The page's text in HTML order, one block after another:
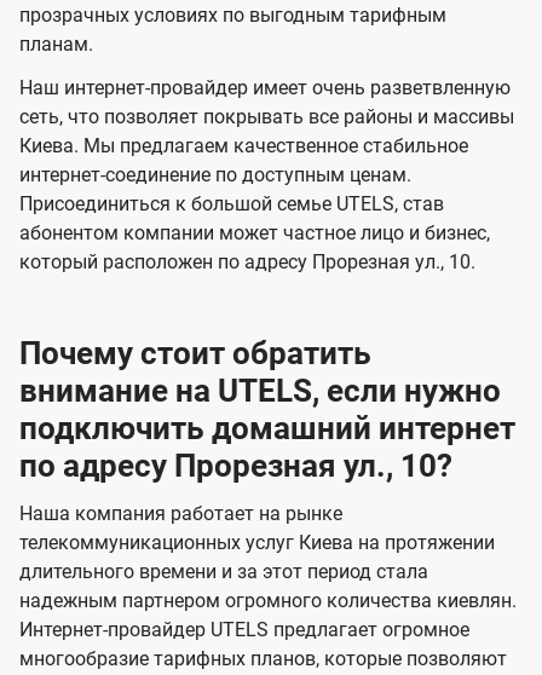
е
н
и
я
е
и
я
прозрачных условиях по выгодным тарифным
планам.
Наш интернет-провайдер имеет очень разветвленную
сеть, что позволяет покрывать все районы и массивы
Киева. Мы предлагаем качественное стабильное
интернет-соединение по доступным ценам.
Присоединиться к большой семье UTELS, став
абонентом компании может частное лицо и бизнес,
который расположен по адресу Прорезная ул., 10.
Почему стоит обратить
внимание на UTELS, если нужно
подключить домашний интернет
по адресу Прорезная ул., 10?
Наша компания работает на рынке
телекоммуникационных услуг Киева на протяжении
длительного времени и за этот период стала
надежным партнером огромного количества киевлян.
Интернет-провайдер UTELS предлагает огромное
многообразие тарифных планов, которые позволяют